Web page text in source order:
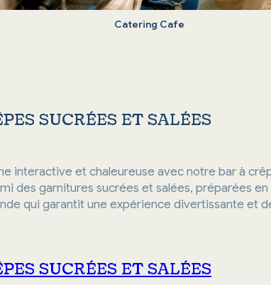
Catering Cafe
SUCRÉES ET SALÉES
interactive et chaleureuse avec notre bar à
des garnitures sucrées et salées, préparées
qui garantit une expérience divertissante et
SUCRÉES ET SALÉES